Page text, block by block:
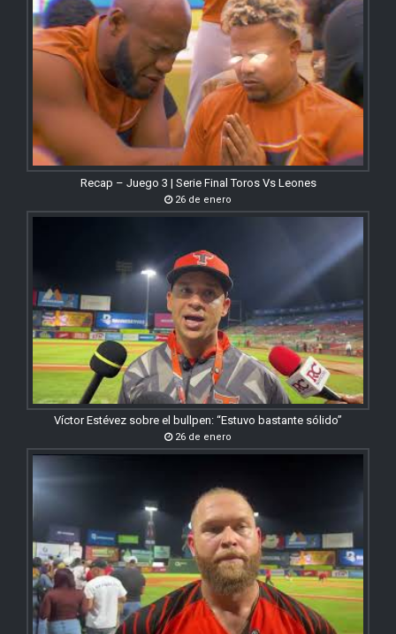
Recap – Juego 3 | Serie Final Toros Vs Leones
26 de enero
Víctor Estévez sobre el bullpen: “Estuvo bastante sólido”
26 de enero